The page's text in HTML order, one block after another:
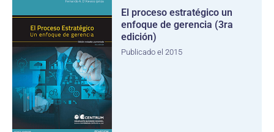
El proceso estratégico un
enfoque de gerencia (3ra
edición)
Publicado el 2015